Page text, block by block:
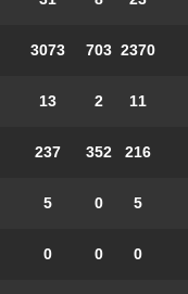
2370
703
3073
11
2
13
216
352
237
5
0
5
0
0
0